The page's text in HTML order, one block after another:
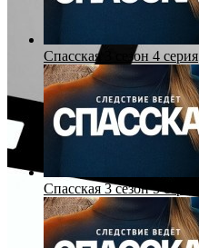
Спасская 3 сезон 4 серия
Спасская 3 сезон 5 серия